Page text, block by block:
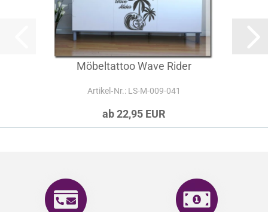
Möbeltattoo Wave Rider
Artikel‑Nr.: LS-M-009-041
ab 22,95 EUR